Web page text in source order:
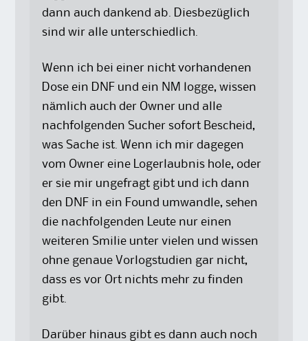
dann auch dankend ab. Diesbezüglich
sind wir alle unterschiedlich.
Wenn ich bei einer nicht vorhandenen
Dose ein DNF und ein NM logge, wissen
nämlich auch der Owner und alle
nachfolgenden Sucher sofort Bescheid,
was Sache ist. Wenn ich mir dagegen
vom Owner eine Logerlaubnis hole, oder
er sie mir ungefragt gibt und ich dann
den DNF in ein Found umwandle, sehen
die nachfolgenden Leute nur einen
weiteren Smilie unter vielen und wissen
ohne genaue Vorlogstudien gar nicht,
dass es vor Ort nichts mehr zu finden
gibt.
Darüber hinaus gibt es dann auch noch